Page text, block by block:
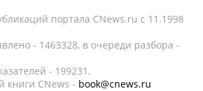
портала CNews.ru c 11.1998
- 1463328, в очереди разбора -
- 199231.
книги CNews - book@cnews.ru